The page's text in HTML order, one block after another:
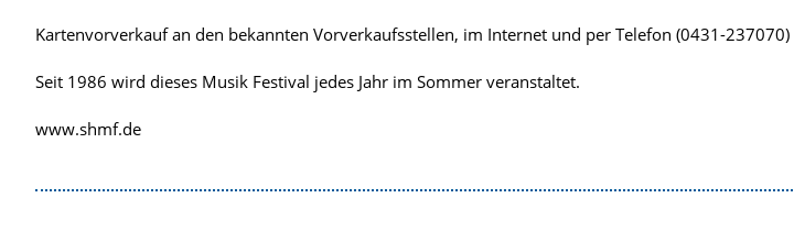
Kartenvorverkauf an den bekannten Vorverkaufsstellen, im Internet und per Telefon (0431-237070)
Seit 1986 wird dieses Musik Festival jedes Jahr im Sommer veranstaltet.
www.shmf.de